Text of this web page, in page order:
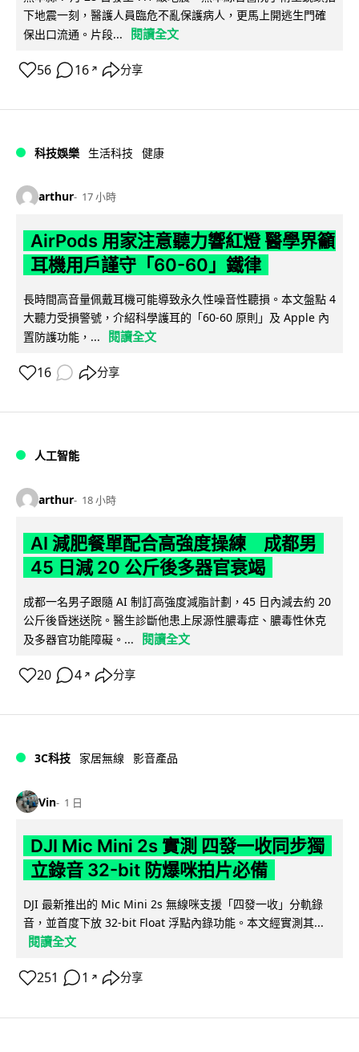
下地震一刻，醫護人員臨危不亂保護病人，更馬上開逃生門確
保出口流通。片段...
閱讀全文
56 16 ↗ 分享
科技娛樂 生活科技 健康
arthur 17 小時
AirPods 用家注意聽力響紅燈 醫學界籲
耳機用戶謹守「60-60」鐵律
長時間高音量佩戴耳機可能導致永久性噪音性聽損。本文盤點 4
大聽力受損警號，介紹科學護耳的「60-60 原則」及 Apple 內
置防護功能，...
閱讀全文
16 分享
人工智能
arthur 18 小時
AI 減肥餐單配合高強度操練 成都男
45 日減 20 公斤後多器官衰竭
成都一名男子跟隨 AI 制訂高強度減脂計劃，45 日內減去約 20
公斤後昏迷送院。醫生診斷他患上尿源性膿毒症、膿毒性休克
及多器官功能障礙。...
閱讀全文
20 4 ↗ 分享
3C科技 家居無線 影音產品
Vin 1 日
DJI Mic Mini 2s 實測 四發一收同步獨
立錄音 32-bit 防爆咪拍片必備
DJI 最新推出的 Mic Mini 2s 無線咪支援「四發一收」分軌錄
音，並首度下放 32-bit Float 浮點內錄功能。本文經實測其...
閱讀全文
251 1 ↗ 分享